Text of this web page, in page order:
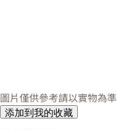
圖片僅供參考請以實物為準
添加到我的收藏